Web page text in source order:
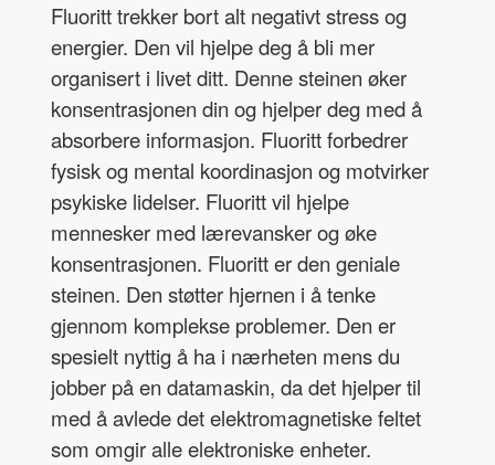
Fluoritt trekker bort alt negativt stress og
energier. Den vil hjelpe deg å bli mer
organisert i livet ditt. Denne steinen øker
konsentrasjonen din og hjelper deg med å
absorbere informasjon. Fluoritt forbedrer
fysisk og mental koordinasjon og motvirker
psykiske lidelser. Fluoritt vil hjelpe
mennesker med lærevansker og øke
konsentrasjonen. Fluoritt er den geniale
steinen. Den støtter hjernen i å tenke
gjennom komplekse problemer. Den er
spesielt nyttig å ha i nærheten mens du
jobber på en datamaskin, da det hjelper til
med å avlede det elektromagnetiske feltet
som omgir alle elektroniske enheter.